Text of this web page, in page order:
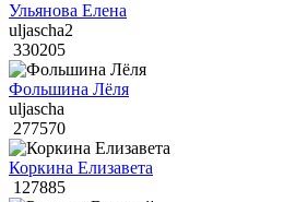
Ульянова Елена
uljascha2
330205
Фольшина Лёля
uljascha
277570
Коркина Елизавета
127885